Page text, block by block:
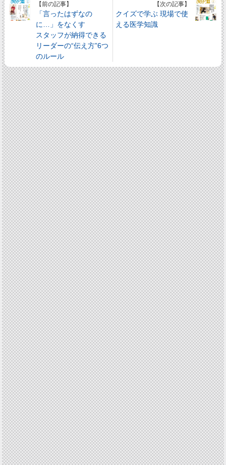
【前の記事】
「言ったはずなの
に…」をなくす
スタッフが納得できる
リーダーの“伝え方”6つ
のルール
【次の記事】
クイズで学ぶ 現場で使
える医学知識